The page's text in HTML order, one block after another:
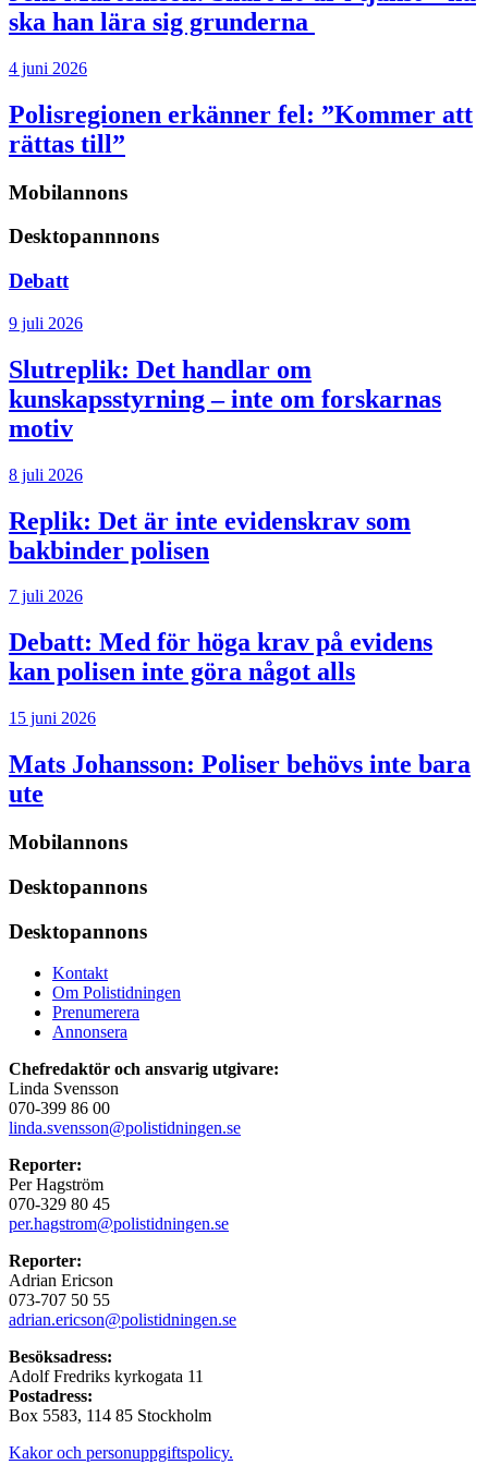
ska han lära sig grunderna
4 juni 2026
Polisregionen erkänner fel: ”Kommer att
rättas till”
Mobilannons
Desktopannnons
Debatt
9 juli 2026
Slutreplik: Det handlar om
kunskapsstyrning – inte om forskarnas
motiv
8 juli 2026
Replik: Det är inte evidenskrav som
bakbinder polisen
7 juli 2026
Debatt: Med för höga krav på evidens
kan polisen inte göra något alls
15 juni 2026
Mats Johansson: Poliser behövs inte bara
ute
Mobilannons
Desktopannons
Desktopannons
Kontakt
Om Polistidningen
Prenumerera
Annonsera
Chefredaktör och ansvarig utgivare:
Linda Svensson
070-399 86 00
linda.svensson@polistidningen.se
Reporter:
Per Hagström
070-329 80 45
per.hagstrom@polistidningen.se
Reporter:
Adrian Ericson
073-707 50 55
adrian.ericson@polistidningen.se
Besöksadress:
Adolf Fredriks kyrkogata 11
Postadress:
Box 5583, 114 85 Stockholm
Kakor och personuppgiftspolicy.